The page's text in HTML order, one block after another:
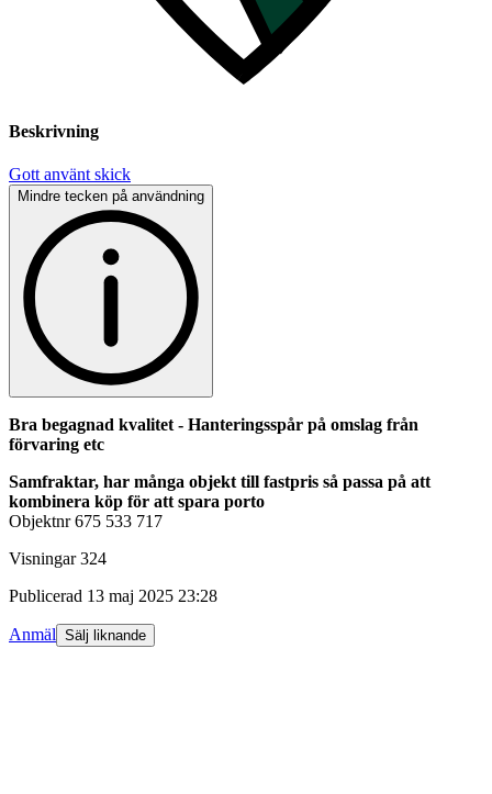
Beskrivning
Gott använt skick
Mindre tecken på användning
Bra begagnad kvalitet - Hanteringsspår på omslag från
förvaring etc
Samfraktar, har många objekt till fastpris så passa på att
kombinera köp för att spara porto
Objektnr 675 533 717
Visningar 324
Publicerad 13 maj 2025 23:28
Anmäl Sälj liknande